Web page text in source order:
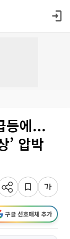
등에...
’ 압박
구글 선호매체 추가